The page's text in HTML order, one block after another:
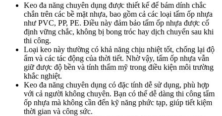
Keo đa năng chuyên dụng được thiết kế để bám dính chắc
chắn trên các bề mặt nhựa, bao gồm cả các loại tấm ốp nhựa
như PVC, PP, PE. Điều này đảm bảo tấm ốp nhựa được cố
định vững chắc, không bị bong tróc hay dịch chuyển sau khi
thi công.
Loại keo này thường có khả năng chịu nhiệt tốt, chống lại độ
ẩm và các tác động của thời tiết. Nhờ vậy, tấm ốp nhựa vẫn
giữ được độ bền và tính thẩm mỹ trong điều kiện môi trường
khắc nghiệt.
Keo đa năng chuyên dụng có đặc tính dễ sử dụng, phù hợp
với cả người không chuyên. Bạn có thể dễ dàng thi công tấm
ốp nhựa mà không cần đến kỹ năng phức tạp, giúp tiết kiệm
thời gian và công sức.